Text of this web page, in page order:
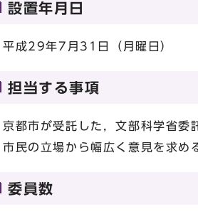
設置年月日
平成29年7月31日（月曜日）
担当する事項
京都市が受託した，文部科学省委
市民の立場から幅広く意見を求め
委員数